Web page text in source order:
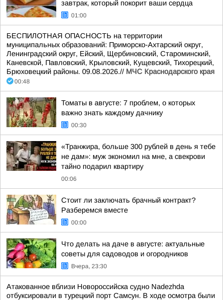
завтрак, который покорит ваши сердца
01:00
БЕСПИЛОТНАЯ ОПАСНОСТЬ на территории
муниципальных образований: Приморско-Ахтарский округ,
Ленинградский округ, Ейский, Щербиновский, Староминский,
Каневской, Павловский, Крыловский, Кущевский, Тихорецкий,
Брюховецкий районы. 09.08.2026.// МЧС Краснодарского края
00:48
Томаты в августе: 7 проблем, о которых
важно знать каждому дачнику
00:30
«Транжира, больше 300 рублей в день я тебе
не дам»: муж экономил на мне, а свекрови
тайно подарил квартиру
00:06
Стоит ли заключать брачный контракт?
Разберемся вместе
00:00
Что делать на даче в августе: актуальные
советы для садоводов и огородников
Вчера, 23:30
Атакованное вблизи Новороссийска судно Nadezhda
отбуксировали в турецкий порт Самсун. В ходе осмотра были